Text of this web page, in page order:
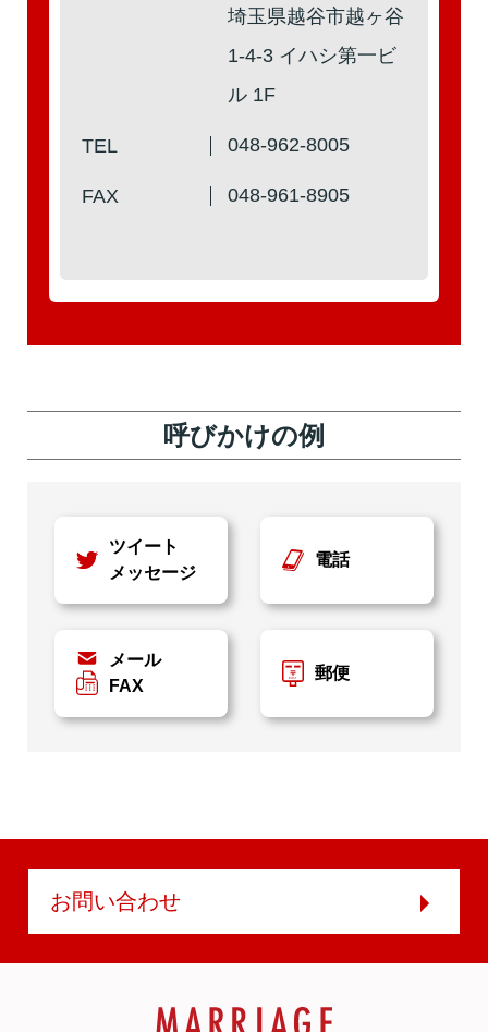
埼玉県越谷市越ヶ谷
1-4-3 イハシ第一ビ
ル 1F
TEL 048-962-8005
FAX 048-961-8905
呼びかけの例
ツイート
メッセージ
電話
メール
FAX
郵便
お問い合わせ